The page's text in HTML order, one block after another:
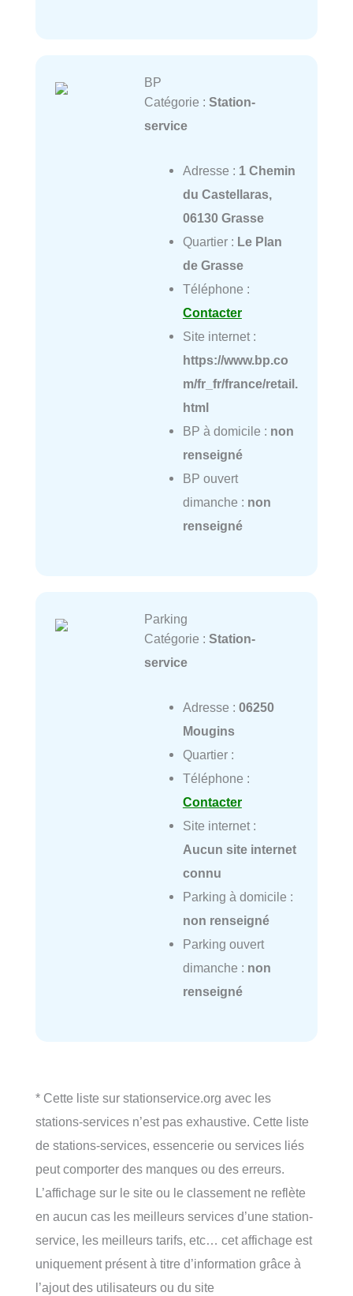
BP
Catégorie : Station-
service
Adresse : 1 Chemin
du Castellaras,
06130 Grasse
Quartier : Le Plan
de Grasse
Téléphone :
Contacter
Site internet :
https://www.bp.co
m/fr_fr/france/retail.
html
BP à domicile : non
renseigné
BP ouvert
dimanche : non
renseigné
Parking
Catégorie : Station-
service
Adresse : 06250
Mougins
Quartier :
Téléphone :
Contacter
Site internet :
Aucun site internet
connu
Parking à domicile :
non renseigné
Parking ouvert
dimanche : non
renseigné
* Cette liste sur stationservice.org avec les
stations-services n’est pas exhaustive. Cette liste
de stations-services, essencerie ou services liés
peut comporter des manques ou des erreurs.
L’affichage sur le site ou le classement ne reflète
en aucun cas les meilleurs services d’une station-
service, les meilleurs tarifs, etc… cet affichage est
uniquement présent à titre d’information grâce à
l’ajout des utilisateurs ou du site